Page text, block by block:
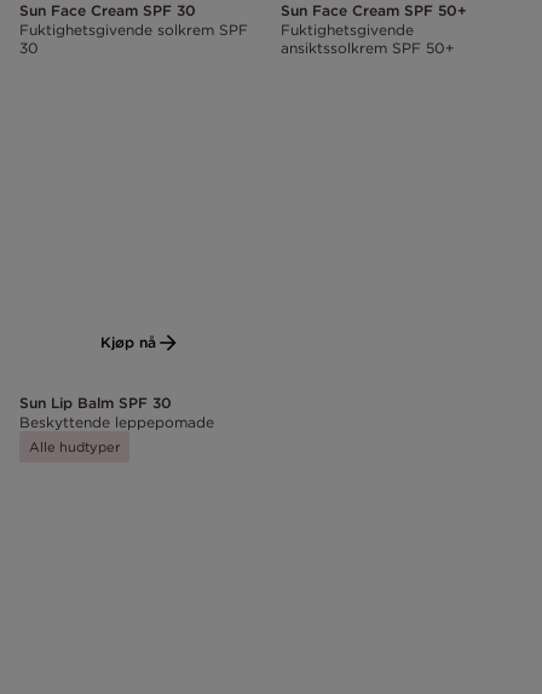
Sun Face Cream SPF 30
Fuktighetsgivende solkrem SPF
30
Sun Face Cream SPF 50+
Fuktighetsgivende
ansiktssolkrem SPF 50+
Kjøp nå
Sun Lip Balm SPF 30
Beskyttende leppepomade
Alle hudtyper